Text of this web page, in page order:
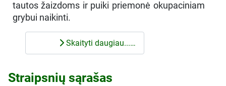
tautos žaizdoms ir puiki priemonė okupaciniam
grybui naikinti.
Skaityti daugiau...…
Straipsnių sąrašas